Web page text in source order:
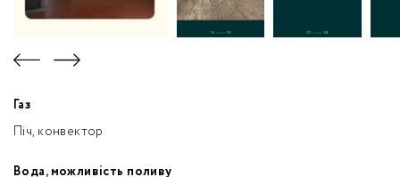
Газ
Піч, конвектор
Вода, можливість поливу